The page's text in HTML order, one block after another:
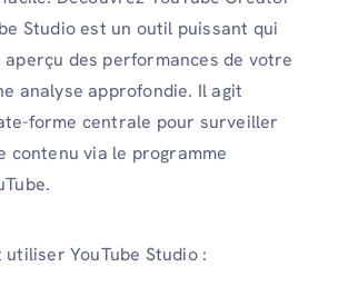
Studio est un outil puissant qui
aperçu des performances de votre
analyse approfondie. Il agit
forme centrale pour surveiller
contenu via le programme
YouTube Studio :